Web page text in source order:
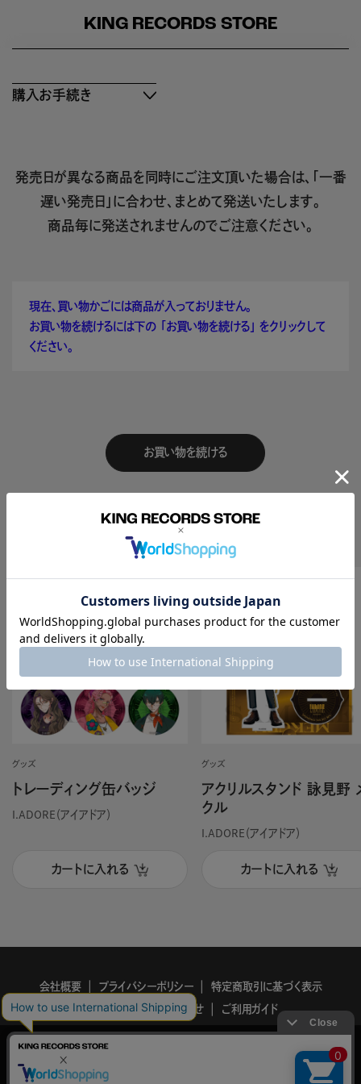
KING RECORDS STORE
購入お手続き
発売日が異なる商品を同時にご注文頂いた場合は、「一番
遅い発売日」に合わせ、まとめて発送いたします。
商品毎に発送されませんのでご注意ください。
現在、買い物かごには商品が入っておりません。
お買い物を続けるには下の 「お買い物を続ける」 をクリックして
ください。
お買い物を続ける
グッズ
トレーディング缶バッジ
I.ADORE（アイアドア）
カートに入れる
グッズ
アクリルスタンド 詠見野
クル
I.ADORE（アイアドア）
カートに入れる
会社概要 プライバシーポリシー
特定商取引に基づく表示
利用規約
お問い合わせ ご利用ガイド
KING
RECORDS
このサイトでは、サイトの利便性向上を目的に、Cookieを使用していま
す。